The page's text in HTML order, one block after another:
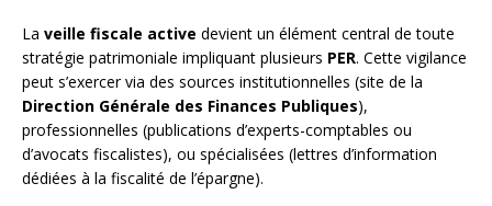
La veille fiscale active devient un élément central de toute
stratégie patrimoniale impliquant plusieurs PER. Cette vigilance
peut s’exercer via des sources institutionnelles (site de la
Direction Générale des Finances Publiques),
professionnelles (publications d’experts-comptables ou
d’avocats fiscalistes), ou spécialisées (lettres d’information
dédiées à la fiscalité de l’épargne).